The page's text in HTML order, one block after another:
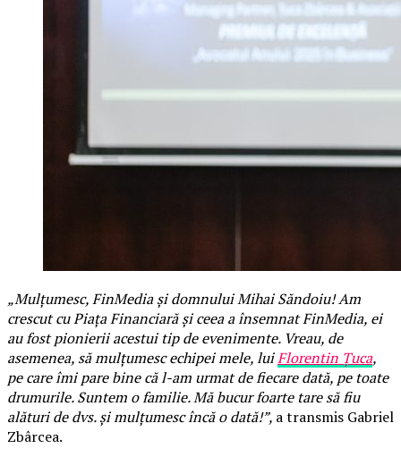
„Mulțumesc, FinMedia și domnului Mihai Săndoiu! Am
crescut cu Piața Financiară și ceea a însemnat FinMedia, ei
au fost pionierii acestui tip de evenimente. Vreau, de
asemenea, să mulțumesc echipei mele, luiFlorentin Țuca,
pe care îmi pare bine că l-am urmat de fiecare dată, pe toate
drumurile. Suntem o familie. Mă bucur foarte tare să fiu
alături de dvs. și mulțumesc încă o dată!”, a transmis Gabriel
Zbârcea.